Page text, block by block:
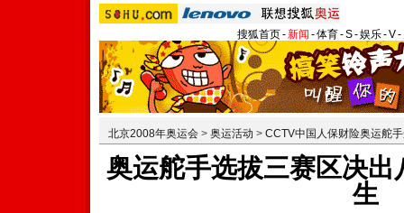
搜狐首页-新闻 -体育-S-娱乐-V-
北京2008年奥运会 > 奥运活动 > CCTV中国人保财险奥运舵
奥运舵手选拔三赛区决
生